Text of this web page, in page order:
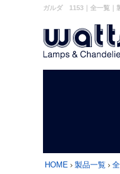
ガルダ 1153｜全一覧｜
HOME 製品一覧